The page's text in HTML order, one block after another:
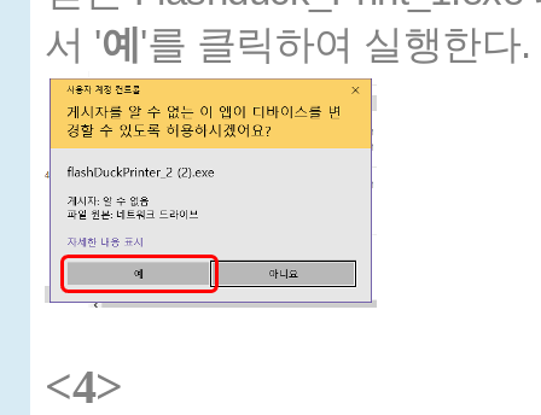
서 '예 '를 클릭하여 실행한다.
<4>